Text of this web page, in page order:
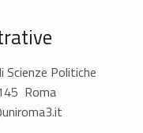
Politiche
Roma